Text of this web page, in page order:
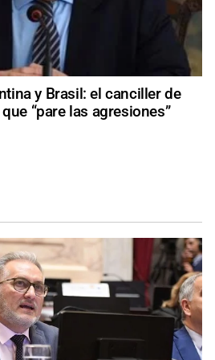
y Brasil: el canciller de
“pare las agresiones”